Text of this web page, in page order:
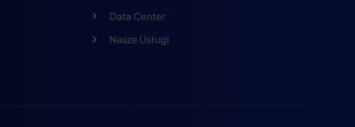
Data Center
Nasze Usługi